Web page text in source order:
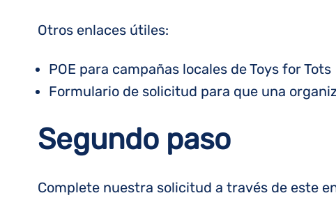
Otros enlaces útiles:
POE para campañas locales de Toys for Tots
Formulario de solicitud para que una
Segundo paso
Complete nuestra solicitud a través de este